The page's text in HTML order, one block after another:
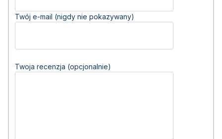
Twój e-mail (nigdy nie pokazywany)
Twoja recenzja (opcjonalnie)